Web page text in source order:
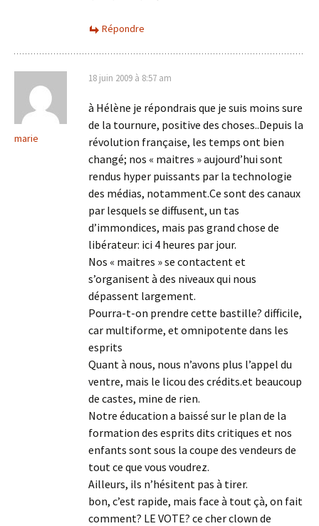
Répondre
marie
18 juin 2009 à 8:57 am
à Hélène je répondrais que je suis moins sure
de la tournure, positive des choses..Depuis la
révolution française, les temps ont bien
changé; nos « maitres » aujourd’hui sont
rendus hyper puissants par la technologie
des médias, notamment.Ce sont des canaux
par lesquels se diffusent, un tas
d’immondices, mais pas grand chose de
libérateur: ici 4 heures par jour.
Nos « maitres » se contactent et
s’organisent à des niveaux qui nous
dépassent largement.
Pourra-t-on prendre cette bastille? difficile,
car multiforme, et omnipotente dans les
esprits
Quant à nous, nous n’avons plus l’appel du
ventre, mais le licou des crédits.et beaucoup
de castes, mine de rien.
Notre éducation a baissé sur le plan de la
formation des esprits dits critiques et nos
enfants sont sous la coupe des vendeurs de
tout ce que vous voudrez.
Ailleurs, ils n’hésitent pas à tirer.
bon, c’est rapide, mais face à tout çà, on fait
comment? LE VOTE? ce cher clown de